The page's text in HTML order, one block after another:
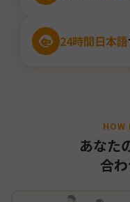
24時間日本語
HOW
あなた
合